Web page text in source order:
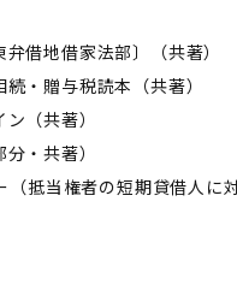
借地借家法部〕（共著）
・贈与税読本（共著）
（共著）
・共著）
抵当権者の短期貸借人に対